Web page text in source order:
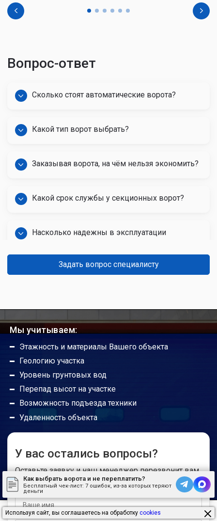
Вопрос-ответ
Сколько стоят автоматические ворота?
Какой тип ворот выбрать?
Заказывая ворота, на чём нельзя экономить?
Какой срок службы у секционных ворот?
Насколько надежны в эксплуатации
Какой срок службы гаражных ворот?
Можно ли ручные ворота сделать
автоматическими?
автоматики?
Радиус действия пультов управления
Где можно установить откатные ворота?
Можно ли открывать откатные ворота с
автоматикой вручную?
Задать вопрос специалисту
Мы учитываем:
Этажность и материалы Вашего объекта
Геологию участка
Уровень грунтовых вод
Перепад высот на участке
Возможность подъезда техники
Удаленность объекта
У вас остались вопросы?
Оставьте заявку и наш менеджер перезвонит вам
в ближайшее время
Как выбрать ворота и не переплатить?
Бесплатный чек-лист: 7 ошибок, из-за которых теряют
деньги
Используя сайт, вы соглашаетесь на обработку cookies